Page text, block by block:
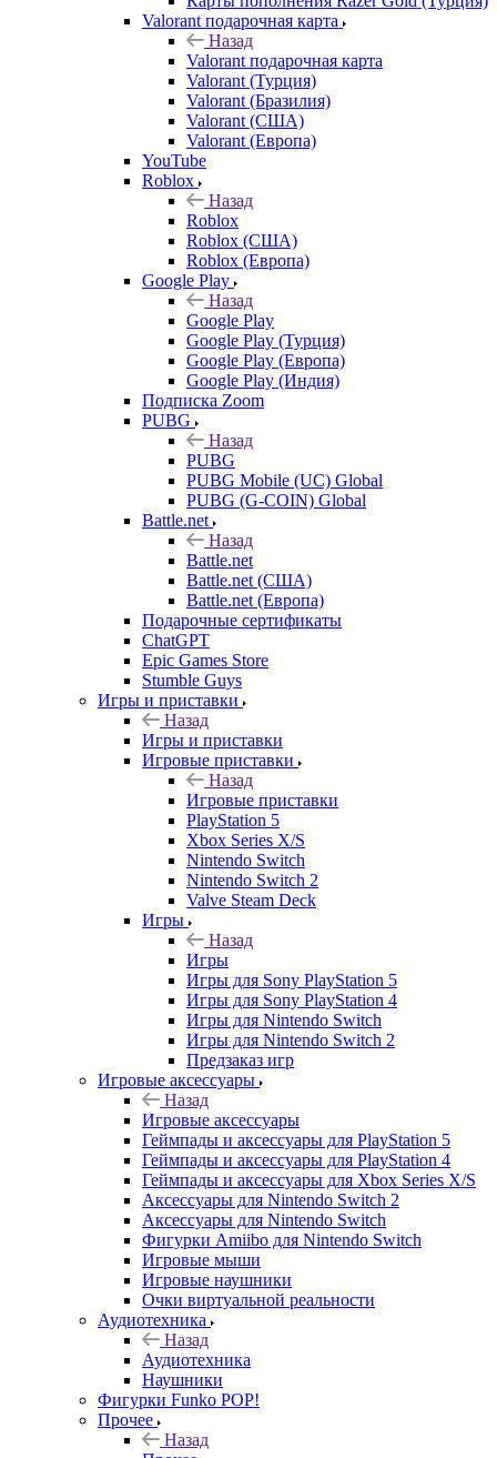
Valorant подарочная карта
Назад
Valorant подарочная карта
Valorant (Турция)
Valorant (Бразилия)
Valorant (США)
Valorant (Европа)
YouTube
Roblox
Назад
Roblox
Roblox (США)
Roblox (Европа)
Google Play
Назад
Google Play
Google Play (Турция)
Google Play (Европа)
Google Play (Индия)
Подписка Zoom
PUBG
Назад
PUBG
PUBG Mobile (UC) Global
PUBG (G-COIN) Global
Battle.net
Назад
Battle.net
Battle.net (США)
Battle.net (Европа)
Подарочные сертификаты
ChatGPT
Epic Games Store
Stumble Guys
Игры и приставки
Назад
Игры и приставки
Игровые приставки
Назад
Игровые приставки
PlayStation 5
Xbox Series X/S
Nintendo Switch
Nintendo Switch 2
Valve Steam Deck
Игры
Назад
Игры
Игры для Sony PlayStation 5
Игры для Sony PlayStation 4
Игры для Nintendo Switch
Игры для Nintendo Switch 2
Предзаказ игр
Игровые аксессуары
Назад
Игровые аксессуары
Геймпады и аксессуары для PlayStation 5
Геймпады и аксессуары для PlayStation 4
Геймпады и аксессуары для Xbox Series X/S
Аксессуары для Nintendo Switch 2
Аксессуары для Nintendo Switch
Фигурки Amiibo для Nintendo Switch
Игровые мыши
Игровые наушники
Очки виртуальной реальности
Аудиотехника
Назад
Аудиотехника
Наушники
Фигурки Funko POP!
Прочее
Назад